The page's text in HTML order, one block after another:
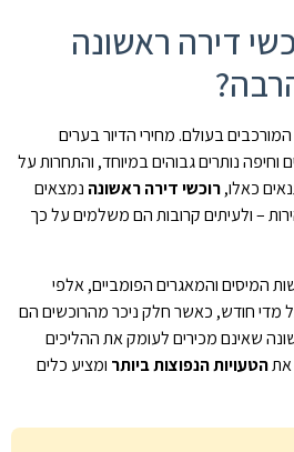
דירה ראשונה
בעולם. מחירי הדיור בערים
וחיפה נותרים גבוהים במיוחד, והתחרות על
כאלו,רוכשי דירה ראשונה נמצאים
– ולעיתים קרובות הם משלמים על כך
נתוני רשות המיסים והמאגרים הפומביים, אלפי
מדי חודש, כאשר חלק ניכר מהרוכשים הם
שאינם מכירים לעומק את ההליכים
אתהטעויות הנפוצות ביותר ומציע כלים